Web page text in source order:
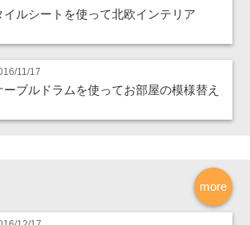
イルシートを使って北欧インテリア
11/17
ーブルドラムを使ってお部屋の模様替え
more